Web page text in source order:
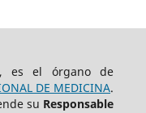
es el órgano de
DE MEDICINA.
su Responsable